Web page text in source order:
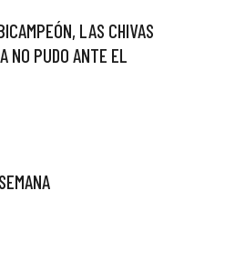
LAS CHIVAS
NO PUDO ANTE EL